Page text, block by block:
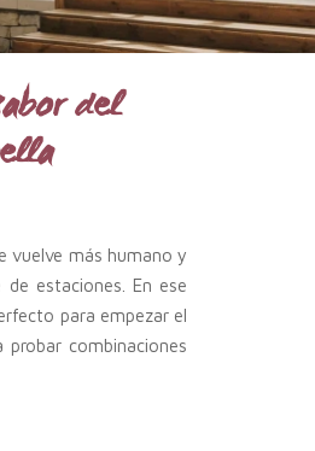
del
vuelve más humano y
estaciones. En ese
para empezar el
combinaciones